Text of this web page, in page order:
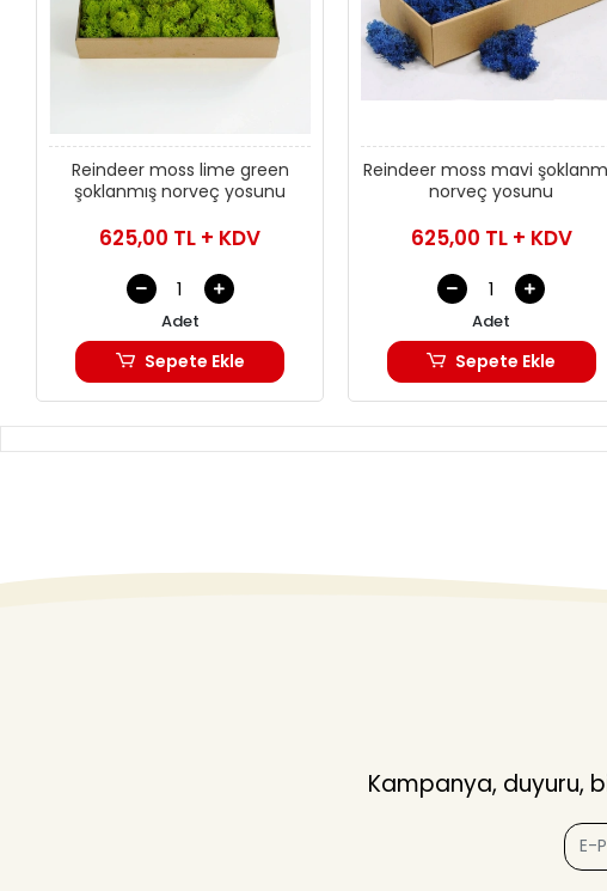
Reindeer moss lime green
şoklanmış norveç yosunu
625,00 TL + KDV
Adet
Sepete Ekle
Reindeer moss mavi
norveç yosunu
625,00 TL + KDV
Adet
Sepete Ekle
Kampanya, duyuru,